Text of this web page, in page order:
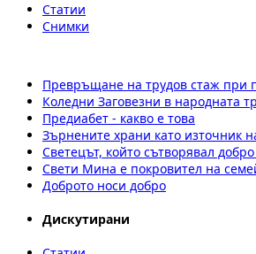
Статии
Снимки
Превръщане на трудов стаж при
Коледни Заговезни в народната
Предиабет - какво е това
Зърнените храни като източник
Светецът, който сътворявал
Свети Мина е покровител на
Доброто носи добро
Дискутирани